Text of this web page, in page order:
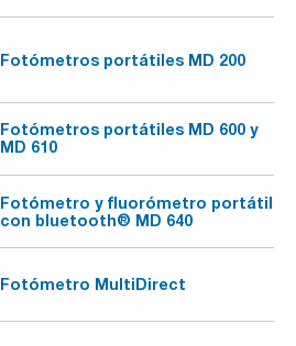
Fotómetros portátiles MD 200
Fotómetros portátiles MD 600 y
MD 610
Fotómetro y fluorómetro portátil
con bluetooth® MD 640
Fotómetro MultiDirect